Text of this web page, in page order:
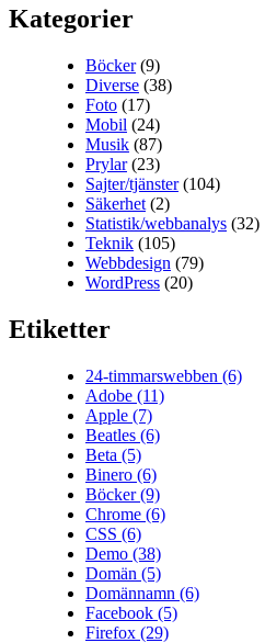
Kategorier
Böcker(9)
Diverse (38)
Foto (17)
Mobil (24)
Musik (87)
Prylar(23)
Sajter/tjänster(104)
Säkerhet (2)
Statistik/webbanalys (32)
Teknik (105)
Webbdesign (79)
WordPress (20)
Etiketter
24-timmarswebben (6)
Adobe (11)
Apple (7)
Beatles (6)
Beta (5)
Binero (6)
Böcker(9)
Chrome (6)
CSS (6)
Demo (38)
Domän (5)
Domännamn (6)
Facebook (5)
Firefox (29)